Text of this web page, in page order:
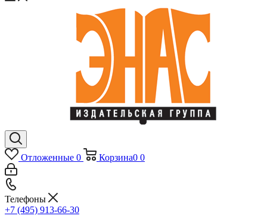
Отложенные 0 Корзина0 0
Телефоны
+7 (495) 913-66-30